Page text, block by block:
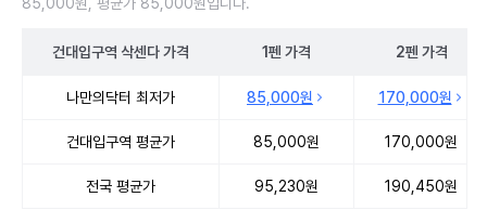
건대입구역 삭센다가격 1펜 가격 2펜 가격
나만의닥터 최저가 85,000원 170,000원
건대입구역 평균가 85,000원 170,000원
전국 평균가 95,230원 190,450원